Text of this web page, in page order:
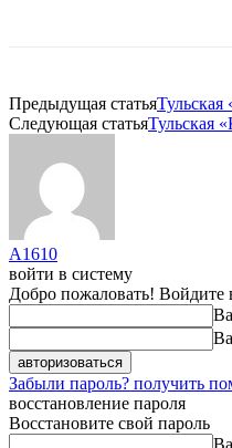
Предыдущая статья
Следующая статьяТульская
A1610
войти в систему
Добро пожаловать! Войдите
Забыли пароль? получить
восстановление пароля
Восстановите свой пароль